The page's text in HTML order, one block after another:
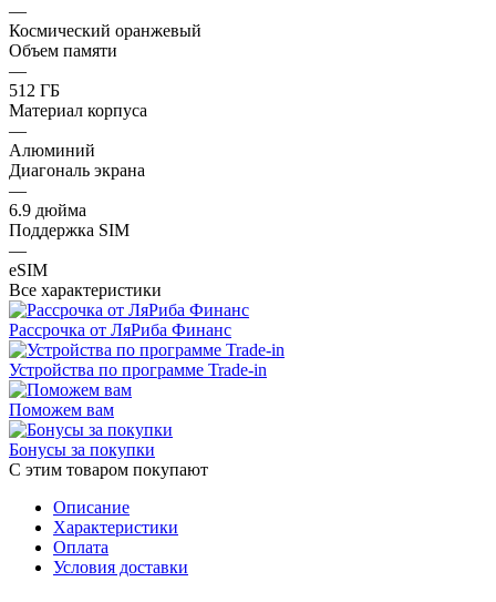
—
Космический оранжевый
Объем памяти
—
512 ГБ
Материал корпуса
—
Алюминий
Диагональ экрана
—
6.9 дюйма
Поддержка SIM
—
eSIM
Все характеристики
Рассрочка от ЛяРиба Финанс
Устройства по программе Trade-in
Поможем вам
Бонусы за покупки
С этим товаром покупают
Описание
Характеристики
Оплата
Условия доставки